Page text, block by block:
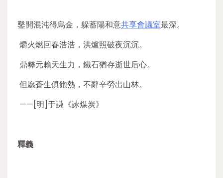
鑿開混沌得烏金，躲蓄陽和意共享會議室最深。
爝火燃回春浩浩，洪爐照破夜沉沉。
鼎彝元賴天生力，鐵石猶存逝世后心。
但愿蒼生俱飽熱，不辭辛勞出山林。
——[明]于謙《詠煤炭》
釋義